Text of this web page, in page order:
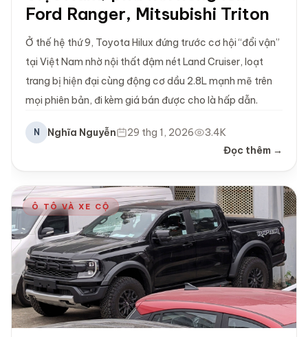
Ford Ranger, Mitsubishi Triton
Ở thế hệ thứ 9, Toyota Hilux đứng trước cơ hội “đổi vận”
tại Việt Nam nhờ nội thất đậm nét Land Cruiser, loạt
trang bị hiện đại cùng động cơ dầu 2.8L mạnh mẽ trên
mọi phiên bản, đi kèm giá bán được cho là hấp dẫn.
N Nghĩa Nguyễn 29 thg 1, 2026
3.4K
Đọc thêm →
Ô TÔ VÀ XE CỘ